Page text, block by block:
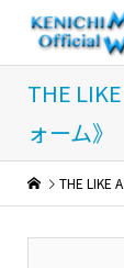
THE
ォーム》
THE LIKE